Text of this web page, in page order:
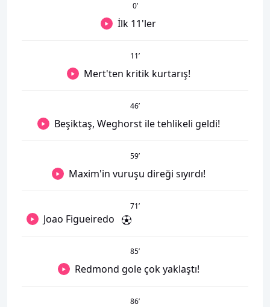
0’
İlk 11'ler
11’
Mert'ten kritik kurtarış!
46’
Beşiktaş, Weghorst ile tehlikeli geldi!
59’
Maxim'in vuruşu direği sıyırdı!
71’
Joao Figueiredo
85’
Redmond gole çok yaklaştı!
86’